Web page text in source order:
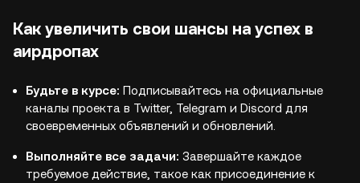
Как увеличить свои шансы на успех в
аирдропах
Будьте в курсе: Подписывайтесь на официальные
каналы проекта в Twitter, Telegram и Discord для
своевременных объявлений и обновлений.
Выполняйте все задачи: Завершайте каждое
требуемое действие, такое как присоединение к